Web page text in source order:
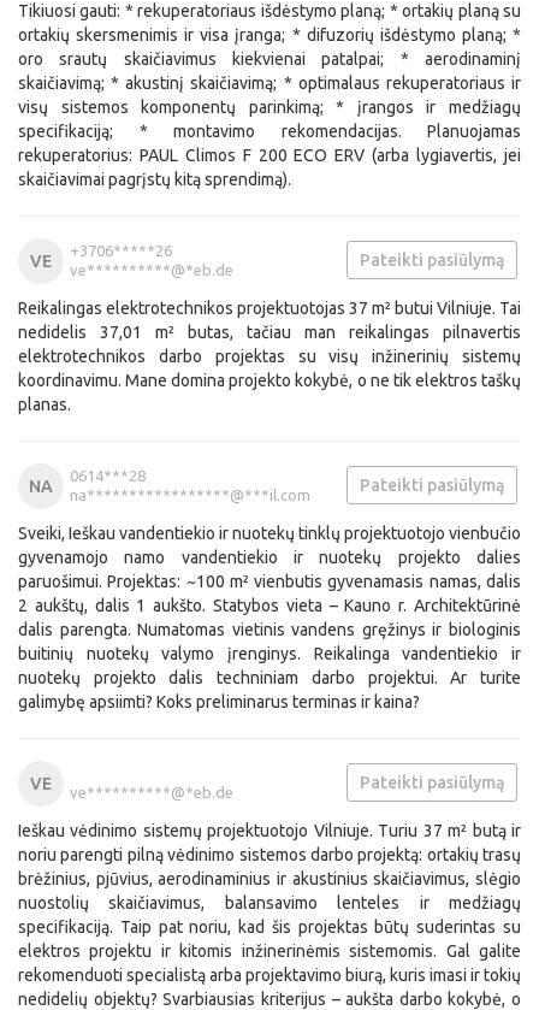
Tikiuosi gauti: * rekuperatoriaus išdėstymo planą; * ortakių planą su
ortakių skersmenimis ir visa įranga; * difuzorių išdėstymo planą; *
oro srautų skaičiavimus kiekvienai patalpai; * aerodinaminį
skaičiavimą; * akustinį skaičiavimą; * optimalaus rekuperatoriaus ir
visų sistemos komponentų parinkimą; * įrangos ir medžiagų
specifikaciją; * montavimo rekomendacijas. Planuojamas
rekuperatorius: PAUL Climos F 200 ECO ERV (arba lygiavertis, jei
skaičiavimai pagrįstų kitą sprendimą).
VE
+3706*****26
ve**********@*eb.de
Pateikti pasiūlymą
Reikalingas elektrotechnikos projektuotojas 37 m² butui Vilniuje. Tai
nedidelis 37,01 m² butas, tačiau man reikalingas pilnavertis
elektrotechnikos darbo projektas su visų inžinerinių sistemų
koordinavimu. Mane domina projekto kokybė, o ne tik elektros taškų
planas.
NA
0614***28
na*****************@***il.com
Pateikti pasiūlymą
Sveiki, Ieškau vandentiekio ir nuotekų tinklų projektuotojo vienbučio
gyvenamojo namo vandentiekio ir nuotekų projekto dalies
paruošimui. Projektas: ~100 m² vienbutis gyvenamasis namas, dalis
2 aukštų, dalis 1 aukšto. Statybos vieta – Kauno r. Architektūrinė
dalis parengta. Numatomas vietinis vandens gręžinys ir biologinis
buitinių nuotekų valymo įrenginys. Reikalinga vandentiekio ir
nuotekų projekto dalis techniniam darbo projektui. Ar turite
galimybę apsiimti? Koks preliminarus terminas ir kaina?
VE ve**********@*eb.de Pateikti pasiūlymą
Ieškau vėdinimo sistemų projektuotojo Vilniuje. Turiu 37 m² butą ir
noriu parengti pilną vėdinimo sistemos darbo projektą: ortakių trasų
brėžinius, pjūvius, aerodinaminius ir akustinius skaičiavimus, slėgio
nuostolių skaičiavimus, balansavimo lenteles ir medžiagų
specifikaciją. Taip pat noriu, kad šis projektas būtų suderintas su
elektros projektu ir kitomis inžinerinėmis sistemomis. Gal galite
rekomenduoti specialistą arba projektavimo biurą, kuris imasi ir tokių
nedidelių objektų? Svarbiausias kriterijus – aukšta darbo kokybė, o